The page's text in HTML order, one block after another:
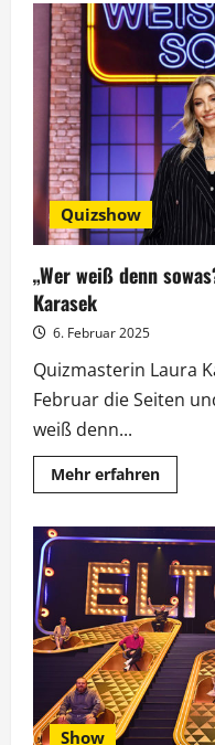
Jahre
mit
Stars
von
Gedeck
Quizshow
„Wer weiß denn
Karasek
6. Februar 2025
Quizmasterin Laura
Februar die Seiten
weiß denn...
Mehr erfahrenMehr
weiß
denn
für
Laura
Show